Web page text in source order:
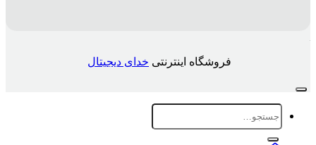
فروشگاه اینترنتی خدای دیجیتال
جستجو
برای: